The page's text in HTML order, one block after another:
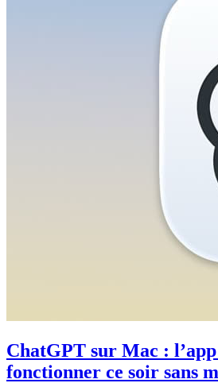
ChatGPT sur Mac : l’app
fonctionner ce soir sans